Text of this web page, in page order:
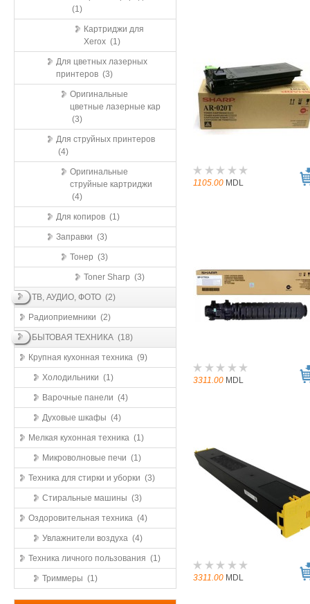
(1)
Картриджи для
Xerox (1)
Для цветных лазерных
принтеров (3)
Оригинальные
цветные лазерные кар
(3)
Для струйных принтеров
(4)
Оригинальные
струйные картриджи
(4)
Для копиров (1)
Заправки (3)
Тонер (3)
Toner Sharp (3)
ТВ, АУДИО, ФОТО (2)
Радиоприемники (2)
БЫТОВАЯ ТЕХНИКА (18)
Крупная кухонная техника (9)
Холодильники (1)
Варочные панели (4)
Духовые шкафы (4)
Мелкая кухонная техника (1)
Микроволновые печи (1)
Техника для стирки и уборки (3)
Стиральные машины (3)
Оздоровительная техника (4)
Увлажнители воздуха (4)
Техника личного пользования (1)
Триммеры (1)
1105.00 MDL
3311.00 MDL
3311.00 MDL